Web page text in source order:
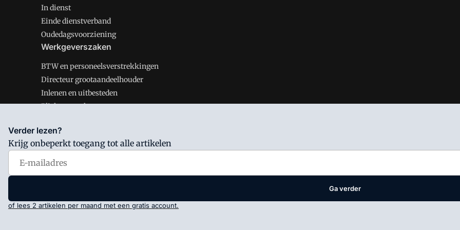
In dienst
Einde dienstverband
Oudedagsvoorziening
Werkgeverszaken
BTW en personeelsverstrekkingen
Directeur grootaandeelhouder
Inlenen en uitbesteden
Plichten werkgever
Salarisnet is onderdeel van VMN media. Lees inons manifestwaar VMN media voor staat. Op gebruik van deze site zijn de
Voorwaarden
Verder lezen?
Krijg onbeperkt toegang tot alle artikelen
Ga verder
of lees 2 artikelen per maand met een gratis account.